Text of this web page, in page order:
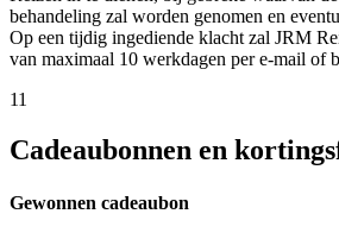
behandeling zal worden genomen en
Op een tijdig ingediende klacht zal JRM
van maximaal 10 werkdagen per e-mail of
11
Cadeaubonnen en
Gewonnen cadeaubon